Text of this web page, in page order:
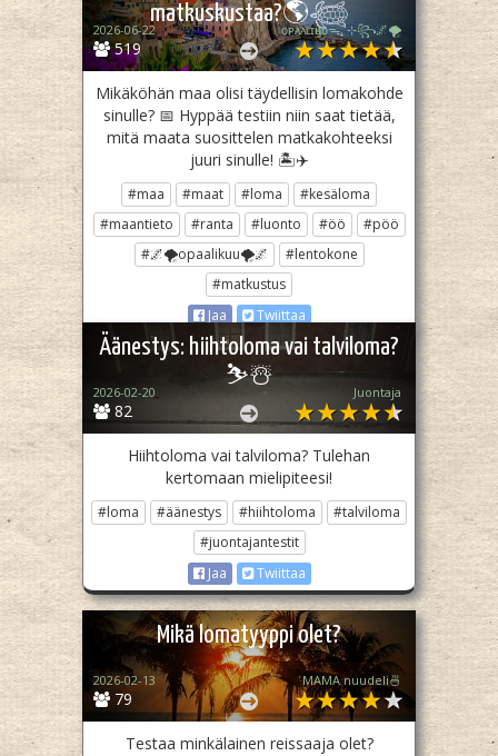
matkuskustaa?🌎𓆉
519
2026-06-22 ᴏᴘᴀᴀʟɪӄᴜᴜᯓ₊ ⊹꧂🌌🌪
Mikäköhän maa olisi täydellisin lomakohde
sinulle? 📅 Hyppää testiin niin saat tietää,
mitä maata suosittelen matkakohteeksi
juuri sinulle! 🏝✈
#maa #maat #loma
#kesäloma
#maantieto
#ranta #luonto #öö
#pöö
#🌌🌪opaalikuu🌪🌌
#lentokone
#matkustus
Jaa
Twiittaa
Äänestys: hiihtoloma vai talviloma?
⛷️☃️
82
2026-02-20 Juontaja
Hiihtoloma vai talviloma? Tulehan
kertomaan mielipiteesi!
#loma #äänestys #hiihtoloma
#talviloma
#juontajantestit
Jaa
Twiittaa
Mikä lomatyyppi olet?
79
2026-02-13 MAMA nuudeli🍜
Testaa minkälainen reissaaja olet?